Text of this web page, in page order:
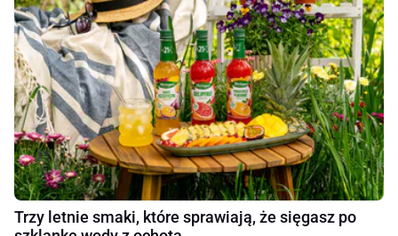
Trzy letnie smaki, które sprawiają, że sięgasz po